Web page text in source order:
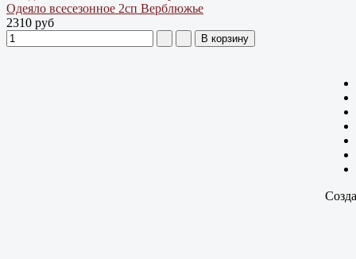
Одеяло всесезонное 2сп Верблюжье
2310 руб